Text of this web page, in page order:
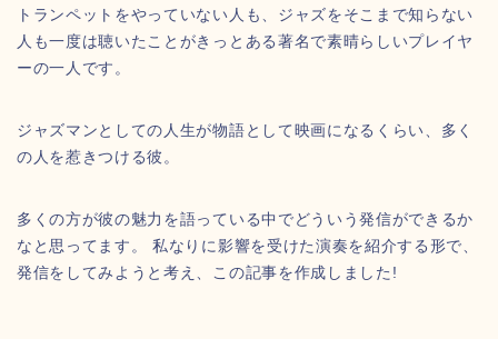
トランペットをやっていない人も、ジャズをそこまで知らない
人も一度は聴いたことがきっとある著名で素晴らしいプレイヤ
ーの一人です。
ジャズマンとしての人生が物語として映画になるくらい、多く
の人を惹きつける彼。
多くの方が彼の魅力を語っている中でどういう発信ができるか
なと思ってます。 私なりに影響を受けた演奏を紹介する形で、
発信をしてみようと考え、この記事を作成しました!